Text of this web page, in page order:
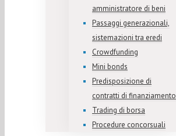
amministratore di beni
Passaggi generazionali,
sistemazioni tra eredi
Crowdfunding
Mini bonds
Predisposizione di
contratti di finanziamento
Trading di borsa
Procedure concorsuali